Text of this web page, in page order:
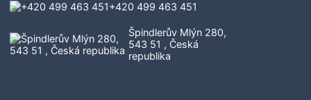
+420 499 463 451
Špindlerův Mlýn 280,
543 51 , Česká
republika